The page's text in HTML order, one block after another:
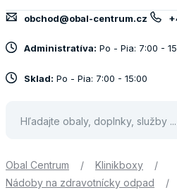
obchod@obal-centrum.cz
Administratíva: Po - Pia: 7:00 -
Sklad: Po - Pia: 7:00 - 15:00
Obal Centrum / Klinikboxy
/
Nádoby na zdravotnícky odpad
/